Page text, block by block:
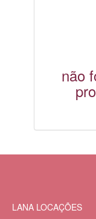
não
LANA LOCAÇÕES